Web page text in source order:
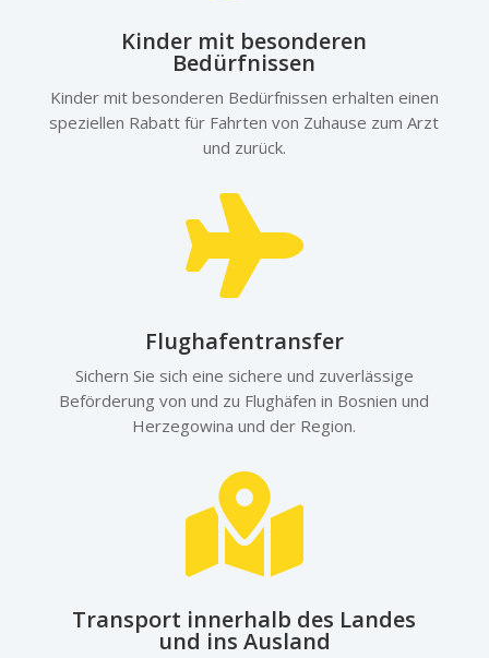
Kinder mit besonderen
Bedürfnissen
Kinder mit besonderen Bedürfnissen erhalten einen
speziellen Rabatt für Fahrten von Zuhause zum Arzt
und zurück.

Flughafentransfer
Sichern Sie sich eine sichere und zuverlässige
Beförderung von und zu Flughäfen in Bosnien und
Herzegowina und der Region.

Transport innerhalb des Landes
und ins Ausland